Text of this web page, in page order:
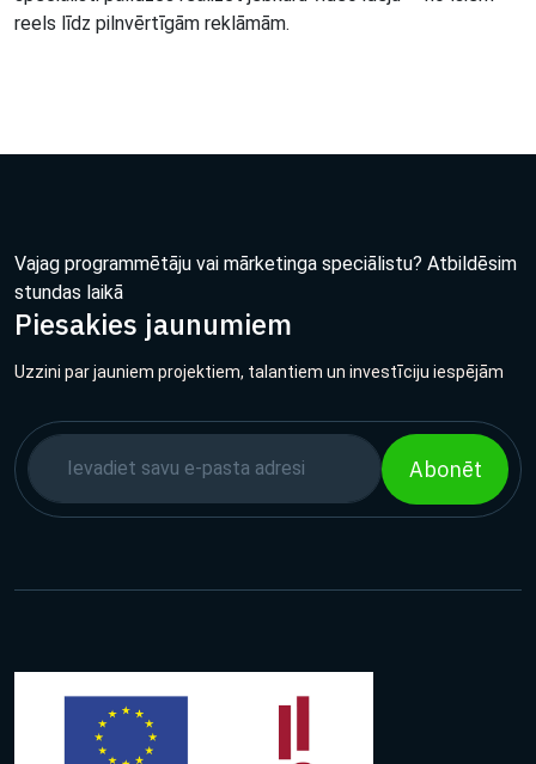
reels līdz pilnvērtīgām reklāmām.
Vajag programmētāju vai mārketinga speciālistu? Atbildēsim
stundas laikā
Piesakies jaunumiem
Uzzini par jauniem projektiem, talantiem un investīciju iespējām
Abonēt